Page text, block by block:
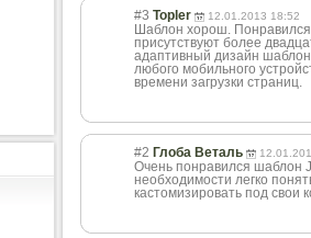
#3 Topler 12.01.2013 18:52
Шаблон хорош.
присутствуют более
адаптивный дизайн
любого мобильного
времени загрузки страниц.
#2 Глоба Веталь
Очень понравился шаблон
необходимости легко
кастомизировать под свои